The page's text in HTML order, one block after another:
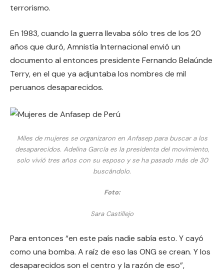
terrorismo.
En 1983, cuando la guerra llevaba sólo tres de los 20
años que duró, Amnistía Internacional envió un
documento al entonces presidente Fernando Belaúnde
Terry, en el que ya adjuntaba los nombres de mil
peruanos desaparecidos.
Miles de mujeres se organizaron en Anfasep para buscar a los
desaparecidos. Adelina García es la presidenta del movimiento,
solo vivió tres años con su esposo y se ha pasado más de 30
buscándolo.
Foto:
Sara Castillejo
Para entonces “en este país nadie sabía esto. Y cayó
como una bomba. A raíz de eso las ONG se crean. Y los
desaparecidos son el centro y la razón de eso”,